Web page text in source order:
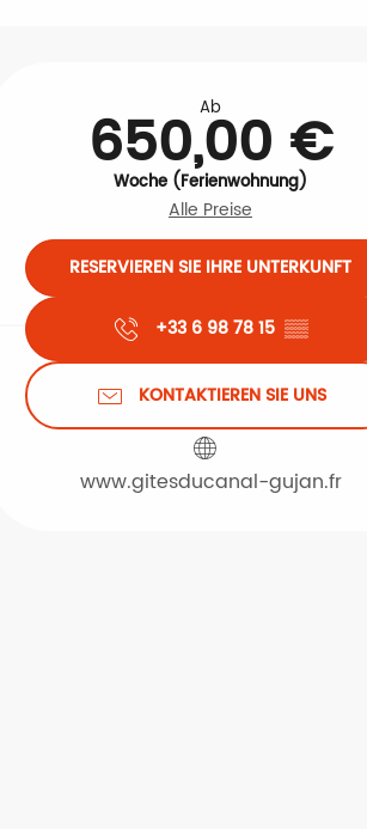
Öffnungszeiten
Ab
650,00 €
Woche (Ferienwohnung)
Alle Preise
RESERVIEREN SIE IHRE UNTERKUNFT
+33 6 98 78 15 ▒▒
KONTAKTIEREN SIE UNS
www.gitesducanal-gujan.fr